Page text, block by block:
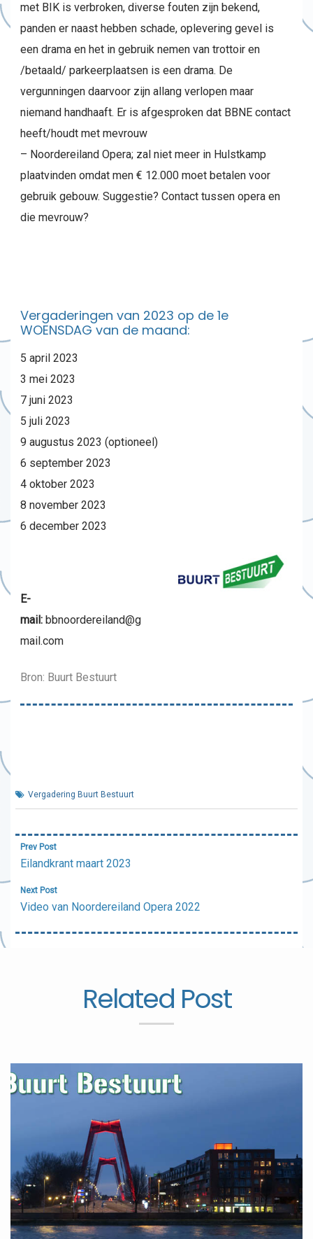
met BIK is verbroken, diverse fouten zijn bekend,
panden er naast hebben schade, oplevering gevel is
een drama en het in gebruik nemen van trottoir en
/betaald/ parkeerplaatsen is een drama. De
vergunningen daarvoor zijn allang verlopen maar
niemand handhaaft. Er is afgesproken dat BBNE contact
heeft/houdt met mevrouw
– Noordereiland Opera; zal niet meer in Hulstkamp
plaatvinden omdat men € 12.000 moet betalen voor
gebruik gebouw. Suggestie? Contact tussen opera en
die mevrouw?
Vergaderingen van 2023 op de 1e
WOENSDAG van de maand:
5 april 2023
3 mei 2023
7 juni 2023
5 juli 2023
9 augustus 2023 (optioneel)
6 september 2023
4 oktober 2023
8 november 2023
6 december 2023
E-
mail: bbnoordereiland@g
mail.com
Bron: Buurt Bestuurt
Vergadering Buurt Bestuurt
Bericht
navigatie
Prev Post
Eilandkrant maart 2023
Next Post
Video van Noordereiland Opera 2022
Related Post